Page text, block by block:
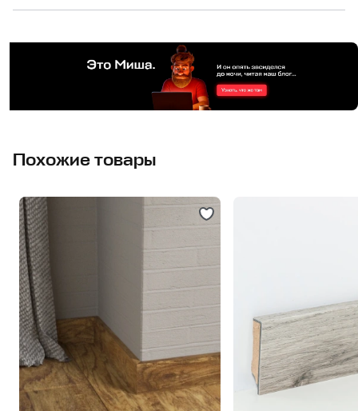
Похожие товары